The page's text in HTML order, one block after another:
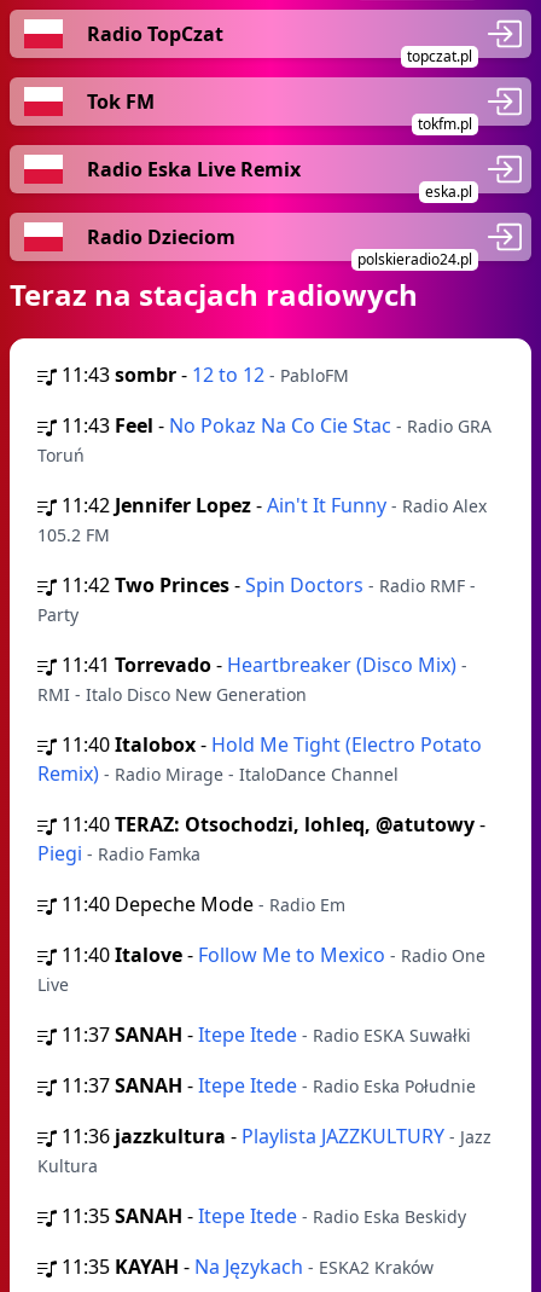
Radio TopCzat
topczat.pl
Tok FM
tokfm.pl
Radio Eska Live Remix
eska.pl
Radio Dzieciom
polskieradio24.pl
Teraz na stacjach radiowych
11:43sombr- 12 to 12 - PabloFM
11:43 Feel - No Pokaz Na Co Cie Stac - Radio GRA
Toruń
11:42 Jennifer Lopez-Ain't It Funny - Radio Alex
105.2 FM
11:42Two Princes-Spin Doctors - Radio RMF -
Party
11:41 Torrevado- Heartbreaker (Disco Mix) -
RMI - Italo Disco New Generation
11:40Italobox- Hold Me Tight (Electro Potato
Remix) - Radio Mirage - ItaloDance Channel
11:40TERAZ: Otsochodzi, lohleq, @atutowy-
Piegi - Radio Famka
11:40 Depeche Mode - Radio Em
11:40Italove- Follow Me to Mexico - Radio One
Live
11:37SANAH -Itepe Itede - Radio ESKA Suwałki
11:37SANAH -Itepe Itede - Radio Eska Południe
11:36 jazzkultura - Playlista JAZZKULTURY - Jazz
Kultura
11:35SANAH -Itepe Itede - Radio Eska Beskidy
11:35 KAYAH - Na Językach - ESKA2 Kraków